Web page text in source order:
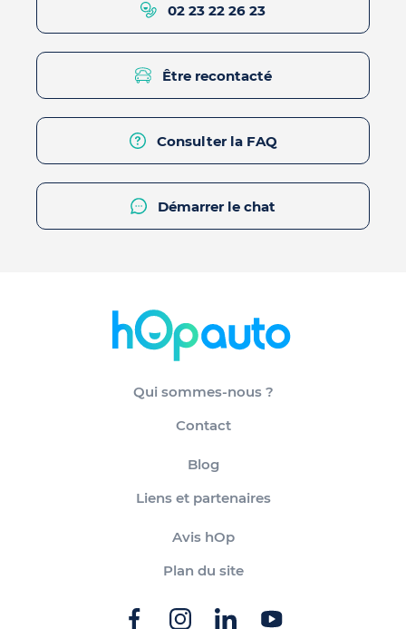
02 23 22 26 23
Être recontacté
Consulter la FAQ
Démarrer le chat
Qui sommes-nous ?
Contact
Blog
Liens et partenaires
Avis hOp
Plan du site